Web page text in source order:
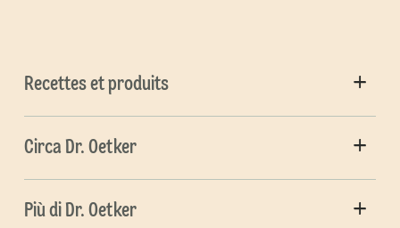
Recettes et produits
Circa Dr. Oetker
Più di Dr. Oetker